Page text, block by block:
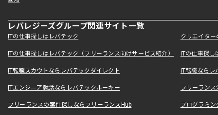
レバレジーズグループ関連サイト一覧
ITの仕事探しはレバテック クリエイタ
ITの仕事探しはレバテック（フリーランス向けサービス紹介） ITの仕事探
IT転職スカウトならレバテックダイレクト IT転職なら
ITエンジニア就活ならレバテックルーキー フリーラン
フリーランスの案件探しならフリーランスHub プログラミ